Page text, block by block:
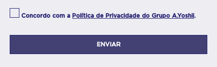
Concordo com a Política de Privacidade do Grupo A.Yoshii.